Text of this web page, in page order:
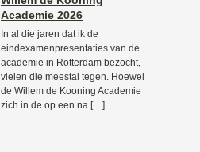
Academie 2026
In al die jaren dat ik de
eindexamenpresentaties van de
academie in Rotterdam bezocht,
vielen die meestal tegen. Hoewel
de Willem de Kooning Academie
zich in de op een na […]